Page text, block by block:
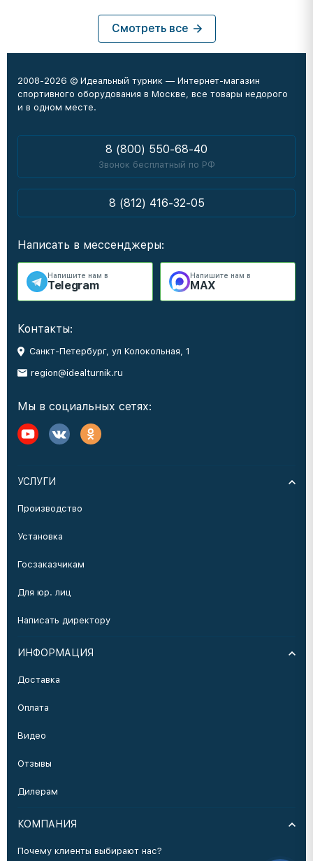
Смотреть все
2008-2026 © Идеальный турник — Интернет-магазин
спортивного оборудования в Москве, все товары недорого
и в одном месте.
8 (800) 550-68-40
Звонок бесплатный по РФ
8 (812) 416-32-05
Написать в мессенджеры:
Напишите нам в
Telegram
Напишите нам в
MAX
Контакты:
Санкт-Петербург, ул Колокольная, 1
region@idealturnik.ru
Мы в социальных сетях:
УСЛУГИ
Производство
Установка
Госзаказчикам
Для юр. лиц
Написать директору
ИНФОРМАЦИЯ
Доставка
Оплата
Видео
Отзывы
Дилерам
КОМПАНИЯ
Почему клиенты выбирают нас?